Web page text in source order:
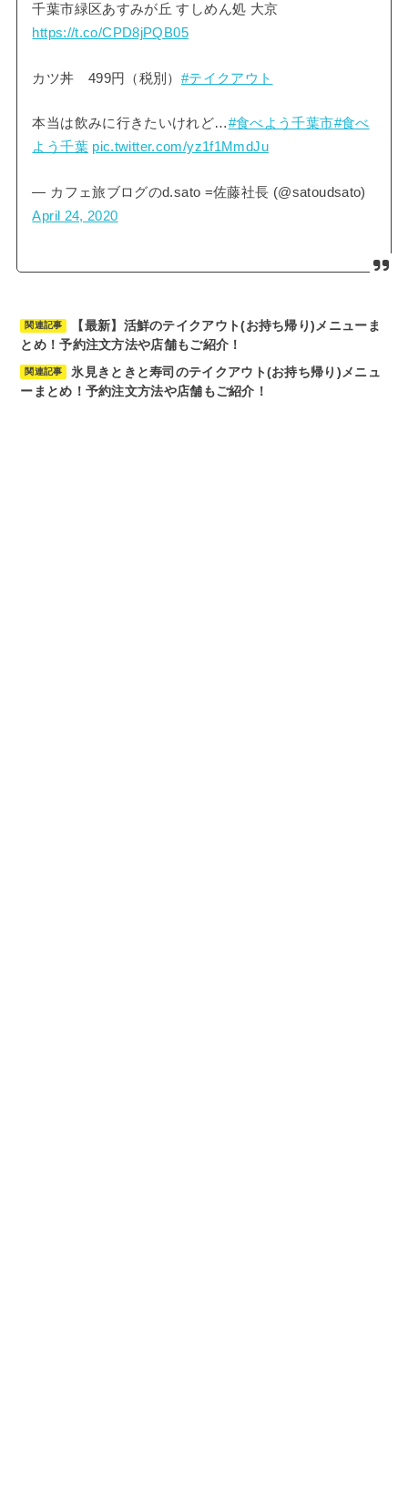
千葉市緑区あすみが丘 すしめん処 大京
https://t.co/CPD8jPQB05
カツ丼 499円（税別） #テイクアウト
本当は飲みに行きたいけれど…#食べよう千葉市#食べ
よう千葉 pic.twitter.com/yz1f1MmdJu
— カフェ旅ブログのd.sato =佐藤社長 (@satoudsato)
April 24, 2020
関連記事
【最新】活鮮のテイクアウト(お持ち帰り)メニューま
とめ！予約注文方法や店舗もご紹介！
関連記事
氷見きときと寿司のテイクアウト(お持ち帰り)メニュ
ーまとめ！予約注文方法や店舗もご紹介！